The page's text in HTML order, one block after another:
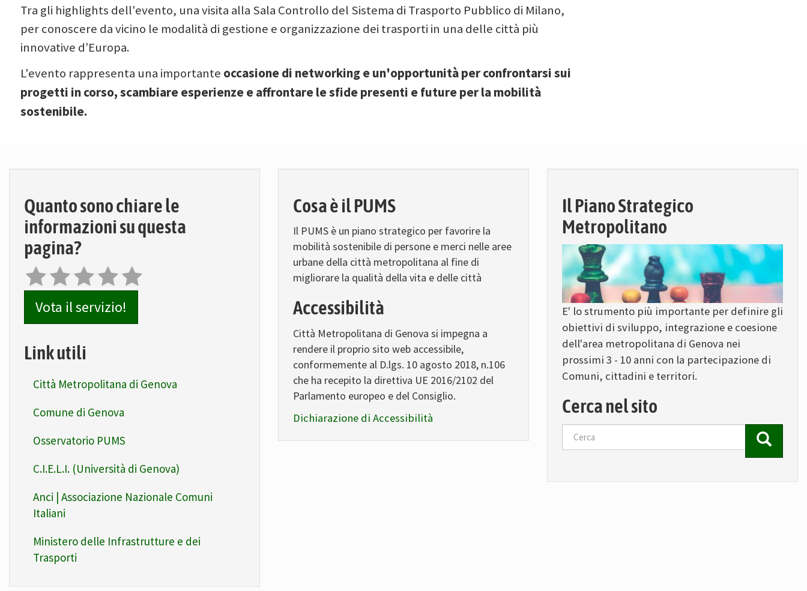
Tra gli highlights dell'evento, una visita alla Sala Controllo del Sistema di Trasporto Pubblico di Milano,
per conoscere da vicino le modalità di gestione e organizzazione dei trasporti in una delle città più
innovative d’Europa.
L'evento rappresenta una importante occasione di networking e un'opportunità per confrontarsi sui
progetti in corso, scambiare esperienze e affrontare le sfide presenti e future per la mobilità
sostenibile.
Quanto sono chiare le
informazioni su questa
pagina?
Vota il servizio!
Link utili
Città Metropolitana di Genova
Comune di Genova
Osservatorio PUMS
C.I.E.L.I. (Università di Genova)
Anci | Associazione Nazionale Comuni
Italiani
Ministero delle Infrastrutture e dei
Trasporti
Cosa è il PUMS
Il PUMS è un piano strategico per favorire la
mobilità sostenibile di persone e merci nelle aree
urbane della città metropolitana al fine di
migliorare la qualità della vita e delle città
Accessibilità
Città Metropolitana di Genova si impegna a
rendere il proprio sito web accessibile,
conformemente al D.lgs. 10 agosto 2018, n.106
che ha recepito la direttiva UE 2016/2102 del
Parlamento europeo e del Consiglio.
Dichiarazione di Accessibilità
Il Piano Strategico
Metropolitano
E' lo strumento più importante per definire gli
obiettivi di sviluppo, integrazione e coesione
dell'area metropolitana di Genova nei
prossimi 3 - 10 anni con la partecipazione di
Comuni, cittadini e territori.
Cerca nel sito